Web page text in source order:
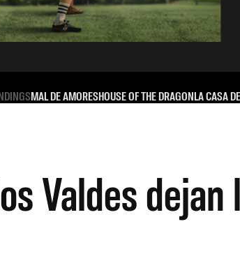
MAL DE AMORESHOUSE OF THE DRAGONLA CASA
Valdes